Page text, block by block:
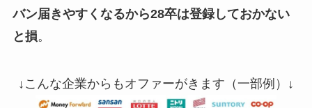
バン届きやすくなるから28卒は登録しておかない
と損。
↓こんな企業からもオファーがきます（一部例）↓